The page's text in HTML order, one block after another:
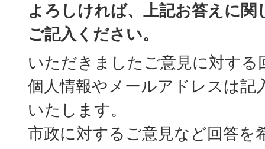
よろしければ、上記お答えに関
ご記入ください。
いただきましたご意見に対する
個人情報やメールアドレスは記
いたします。
市政に対するご意見など回答を